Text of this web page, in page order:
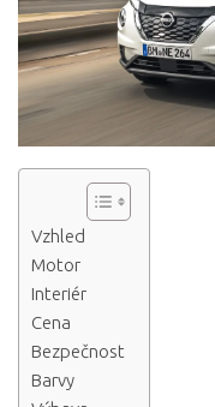
Vzhled
Motor
Interiér
Cena
Bezpečnost
Barvy